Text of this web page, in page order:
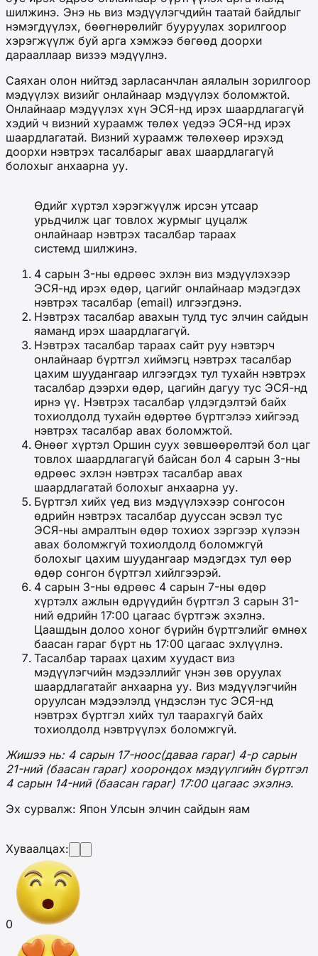
шилжинэ. Энэ нь виз мэдүүлэгчдийн таатай байдлыг
нэмэгдүүлэх, бөөгнөрөлийг бууруулах зорилгоор
хэрэгжүүлж буй арга хэмжээ бөгөөд доорхи
дарааллаар визээ мэдүүлнэ.
Саяхан олон нийтэд зарласанчлан аялалын зорилгоор
мэдүүлэх визийг онлайнаар мэдүүлэх боломжтой.
Онлайнаар мэдүүлэх хүн ЭСЯ-нд ирэх шаардлагагүй
хэдий ч визний хураамж төлөх үедээ ЭСЯ-нд ирэх
шаардлагатай. Визний хураамж төлөхөөр ирэхэд
доорхи нэвтрэх тасалбарыг авах шаардлагагүй
болохыг анхаарна уу.
Өдийг хүртэл хэрэгжүүлж ирсэн утсаар
урьдчилж цаг товлох журмыг цуцалж
онлайнаар нэвтрэх тасалбар тараах
системд шилжинэ.
4 сарын 3-ны өдрөөс эхлэн виз мэдүүлэхээр
ЭСЯ-нд ирэх өдөр, цагийг онлайнаар мэдэгдэх
нэвтрэх тасалбар (email) илгээгдэнэ.
Нэвтрэх тасалбар авахын тулд тус элчин сайдын
яаманд ирэх шаардлагагүй.
Нэвтрэх тасалбар тараах сайт руу нэвтэрч
онлайнаар бүртгэл хиймэгц нэвтрэх тасалбар
цахим шуудангаар илгээгдэх тул тухайн нэвтрэх
тасалбар дээрхи өдөр, цагийн дагуу тус ЭСЯ-нд
ирнэ үү. Нэвтрэх тасалбар үлдэгдэлтэй байх
тохиолдолд тухайн өдөртөө бүртгэлээ хийгээд
нэвтрэх тасалбар авах боломжтой.
Өнөөг хүртэл Оршин суух зөвшөөрөлтэй бол цаг
товлох шаардлагагүй байсан бол 4 сарын 3-ны
өдрөөс эхлэн нэвтрэх тасалбар авах
шаардлагатай болохыг анхаарна уу.
Бүртгэл хийх үед виз мэдүүлэхээр сонгосон
өдрийн нэвтрэх тасалбар дууссан эсвэл тус
ЭСЯ-ны амралтын өдөр тохиох зэргээр хүлээн
авах боломжгүй тохиолдолд боломжгүй
болохыг цахим шуудангаар мэдэгдэх тул өөр
өдөр сонгон бүртгэл хийлгээрэй.
4 сарын 3-ны өдрөөс 4 сарын 7-ны өдөр
хүртэлх ажлын өдрүүдийн бүртгэл 3 сарын 31-
ний өдрийн 17:00 цагаас бүртгэж эхэлнэ.
Цаашдын долоо хоног бүрийн бүртгэлийг өмнөх
баасан гараг бүрт нь 17:00 цагаас эхлүүлнэ.
Тасалбар тараах цахим хуудаст виз
мэдүүлэгчийн мэдээллийг үнэн зөв оруулах
шаардлагатайг анхаарна уу. Виз мэдүүлэгчийн
оруулсан мэдээлэлд үндэслэн тус ЭСЯ-нд
нэвтрэх бүртгэл хийх тул таарахгүй байх
тохиолдолд нэвтрүүлэх боломжгүй.
Жишээ нь: 4 сарын 17-ноос(даваа гараг) 4-р сарын
21-ний (баасан гараг) хоорондох мэдүүлгийн бүртгэл
4 сарын 14-ний (баасан гараг) 17:00 цагаас эхэлнэ.
Эх сурвалж: Япон Улсын элчин сайдын яам
Хуваалцах:
0